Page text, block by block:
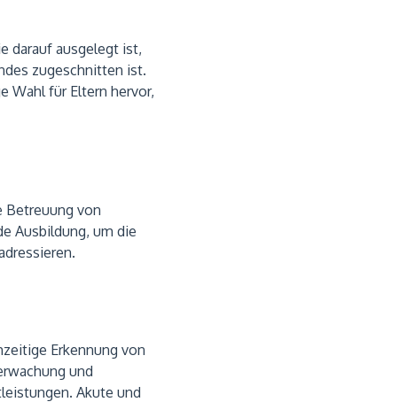
darauf ausgelegt ist,
zugeschnitten ist.
Wahl für Eltern hervor,
Betreuung von
Ausbildung, um die
Erkennung von
und
Akute und